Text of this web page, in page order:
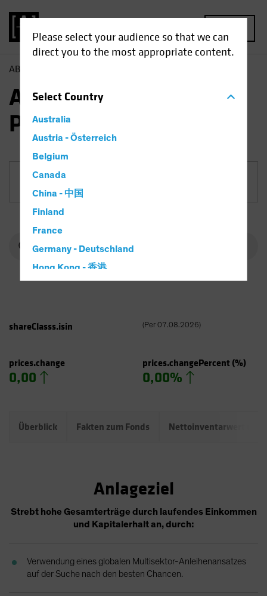
Please select your audience so that we can
direct you to the most appropriate content.
SelectCountry
Australia
Austria - Österreich
Belgium
Canada
China - 中国
Finland
France
Germany - Deutschland
Hong Kong - 香港
Italy - Italia
Latin America
Luxembourg and Other EMEA
Singapore
South Korea - 대한민국
Sweden
AB
AB Sustainable Income
Portfolio
shareClasss.isin (Per 07.08.2026)
prices.change
0,00
prices.changePercent(%)
0,00%
Überblick Fakten zum Fonds Nettoinventarwert und
Anlageziel
Strebt hohe Gesamterträge durch laufendes Einkommen
und Kapitalerhalt an, durch:
Verwendung eines globalen Multisektor-Anleihenansatzes
auf der Suche nach den besten Chancen.